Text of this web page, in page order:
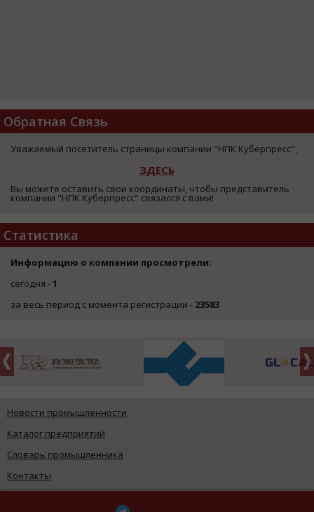
Обратная Связь
Уважаемый посетитель страницы компании "НПК Куберпресс",
ЗДЕСЬ
Вы можете оставить свои координаты, чтобы представитель
компании "НПК Куберпресс" связался с вами!
Статистика
Информацию о компании просмотрели:
сегодня -1
за весь период с момента регистрации - 23583
Новости промышленности
Каталог предприятий
Словарь промышленника
Контакты